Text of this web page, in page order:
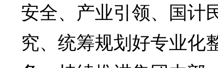
安全、产业引领、国计
究、统筹规划好专业化